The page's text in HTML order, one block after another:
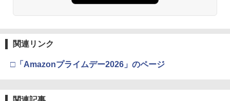
関連リンク
□「Amazonプライムデー2026」のページ